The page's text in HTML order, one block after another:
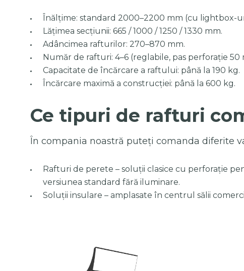
Înălțime: standard 2000–2200 mm (cu lightbox-
Lățimea secțiunii: 665 / 1000 / 1250 / 1330 mm.
Adâncimea rafturilor: 270–870 mm.
Număr de rafturi: 4–6 (reglabile, pas perforație
Capacitate de încărcare a raftului: până la 190 kg.
Încărcare maximă a construcției: până la 600 kg.
Ce tipuri de rafturi
În compania noastră puteți comanda diferite
Rafturi de perete – soluții clasice cu perforație
versiunea standard fără iluminare.
Soluții insulare – amplasate în centrul sălii